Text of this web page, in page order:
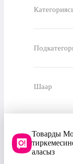
Шаар
Товарды
аласыз